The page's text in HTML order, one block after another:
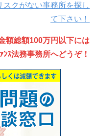
スクがない事務所を探し
て下さい！
額総額100万円以下には
ｽ法務事務所へどうぞ！